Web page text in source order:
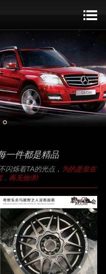
一件都是精品
闪烁着TA的光点， 为的是坐在
，再无他求!